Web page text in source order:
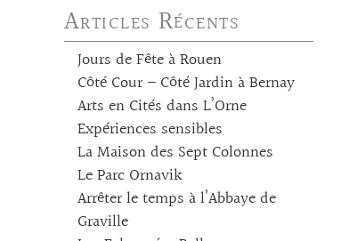
Articles Récents
Jours de Fête à Rouen
Côté Cour – Côté Jardin à Bernay
Arts en Cités dans L’Orne
Expériences sensibles
La Maison des Sept Colonnes
Le Parc Ornavik
Arrêter le temps à l’Abbaye de
Graville